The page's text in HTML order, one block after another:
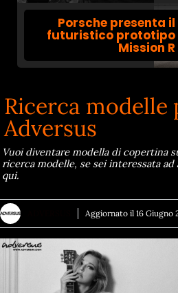
Porsche presenta il
futuristico prototipo
Mission R
Ricerca modelle
Adversus
Vuoi diventare modella di copertina
ricerca modelle, se sei interessata
qui.
Aggiornato il 16 Giugno